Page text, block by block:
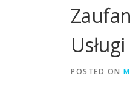
POSTED ON